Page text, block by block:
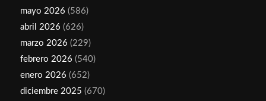
mayo 2026 (586)
abril 2026 (626)
marzo 2026 (229)
febrero 2026 (540)
enero 2026 (652)
diciembre 2025 (670)